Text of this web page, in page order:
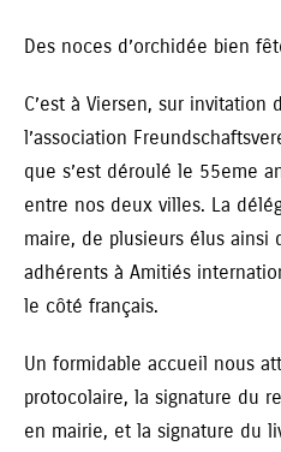
Des noces d’orchidée bien
C’est à Viersen, sur invitation
l’association
que s’est déroulé le 55eme
entre nos deux villes. La
maire, de plusieurs élus ainsi
adhérents à Amitiés
le côté français.
Un formidable accueil nous
protocolaire, la signature du
en mairie, et la signature du